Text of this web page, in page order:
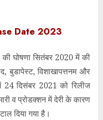
Date 2023
घोषणा सितंबर 2020 में की
बुडापेस्ट, विशाखापत्तनम और
दिसंबर 2021 को रिलीज
व प्रोडक्शन में देरी के कारण
दिया गया है।